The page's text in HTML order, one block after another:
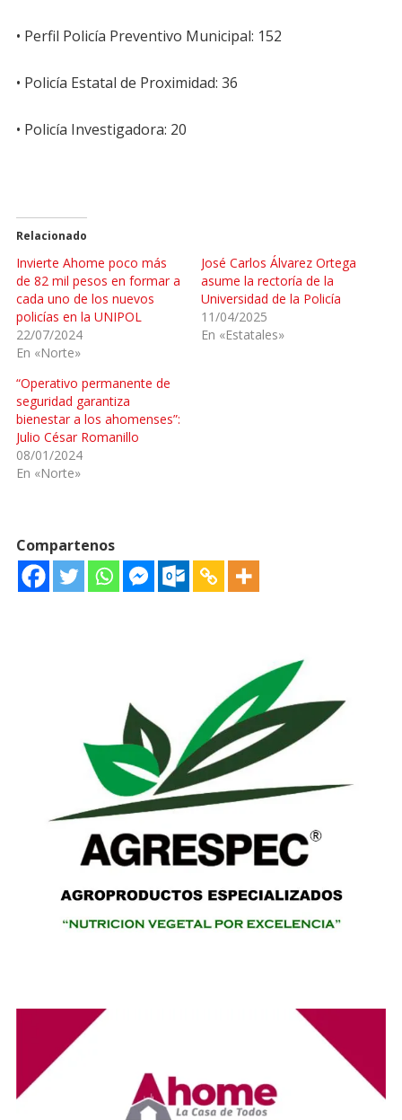
• Perfil Policía Preventivo Municipal: 152
• Policía Estatal de Proximidad: 36
• Policía Investigadora: 20
Relacionado
Invierte Ahome poco más
de 82 mil pesos en formar a
cada uno de los nuevos
policías en la UNIPOL
22/07/2024
En «Norte»
José Carlos Álvarez Ortega
asume la rectoría de la
Universidad de la Policía
11/04/2025
En «Estatales»
“Operativo permanente de
seguridad garantiza
bienestar a los ahomenses”:
Julio César Romanillo
08/01/2024
En «Norte»
Compartenos